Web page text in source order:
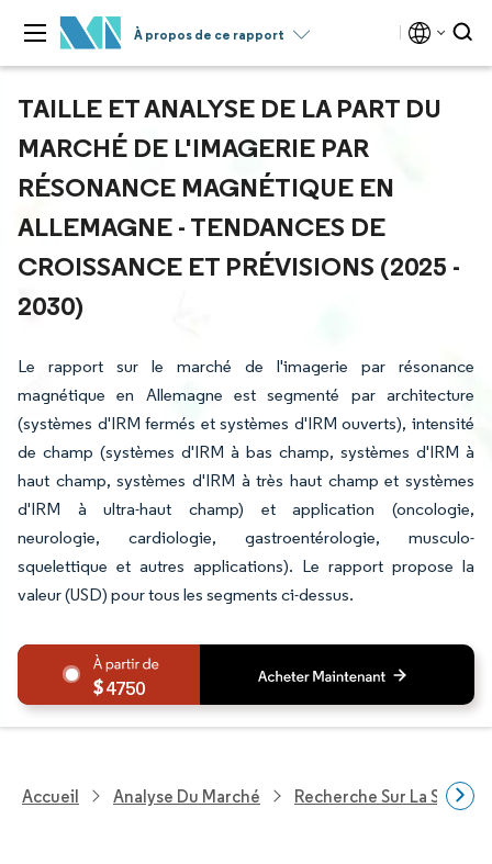
À propos de ce rapport
TAILLE ET ANALYSE DE LA PART DU
MARCHÉ DE L'IMAGERIE PAR
RÉSONANCE MAGNÉTIQUE EN
ALLEMAGNE - TENDANCES DE
CROISSANCE ET PRÉVISIONS (2025 -
2030)
Le rapport sur le marché de l'imagerie par résonance
magnétique en Allemagne est segmenté par architecture
(systèmes d'IRM fermés et systèmes d'IRM ouverts), intensité
de champ (systèmes d'IRM à bas champ, systèmes d'IRM à
haut champ, systèmes d'IRM à très haut champ et systèmes
d'IRM à ultra-haut champ) et application (oncologie,
neurologie, cardiologie, gastroentérologie, musculo-
squelettique et autres applications). Le rapport propose la
valeur (USD) pour tous les segments ci-dessus.
4750
Accueil Analyse Du Marché Recherche Sur La Santé